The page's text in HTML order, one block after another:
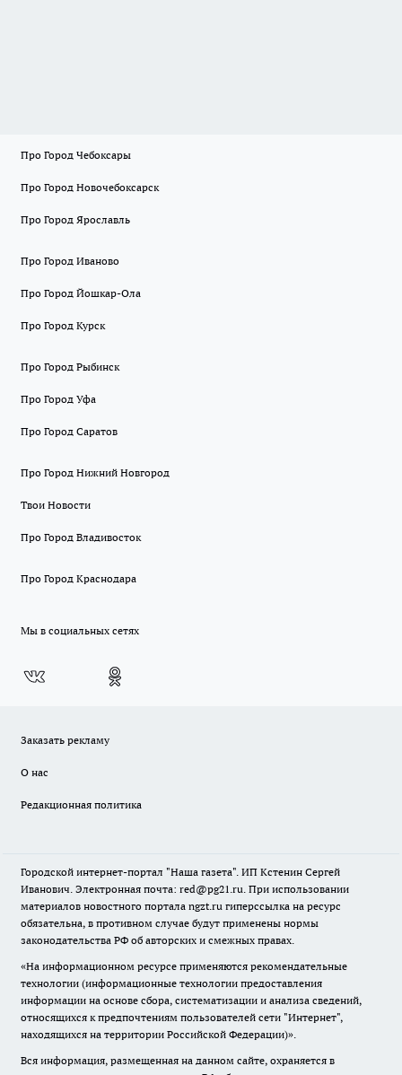
Про Город Чебоксары
Про Город Новочебоксарск
Про Город Ярославль
Про Город Иваново
Про Город Йошкар-Ола
Про Город Курск
Про Город Рыбинск
Про Город Уфа
Про Город Саратов
Про Город Нижний Новгород
Твои Новости
Про Город Владивосток
Про Город Краснодара
Мы в социальных сетях
Заказать рекламу
О нас
Редакционная политика
Городской интернет-портал "Наша газета". ИП Кстенин Сергей
Иванович. Электронная почта: red@pg21.ru. При использовании
материалов новостного портала ngzt.ru гиперссылка на ресурс
обязательна, в противном случае будут применены нормы
законодательства РФ об авторских и смежных правах.
«На информационном ресурсе применяются рекомендательные
технологии (информационные технологии предоставления
информации на основе сбора, систематизации и анализа сведений,
относящихся к предпочтениям пользователей сети "Интернет",
находящихся на территории Российской Федерации)».
Вся информация, размещенная на данном сайте, охраняется в